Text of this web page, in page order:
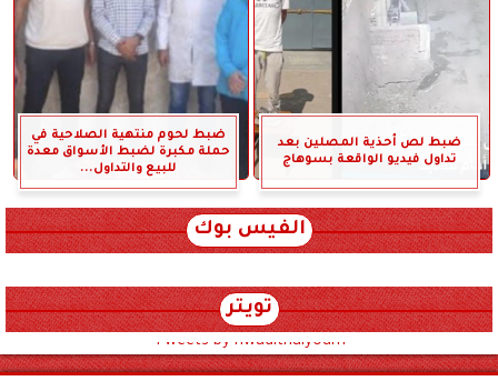
ضبط لص أحذية المصلين بعد
تداول فيديو الواقعة بسوهاج
ضبط لحوم منتهية الصلاحية في
حملة مكبرة لضبط الأسواق معدة
للبيع والتداول...
الفيس بوك
تويتر
Tweets by hwadithalyoum